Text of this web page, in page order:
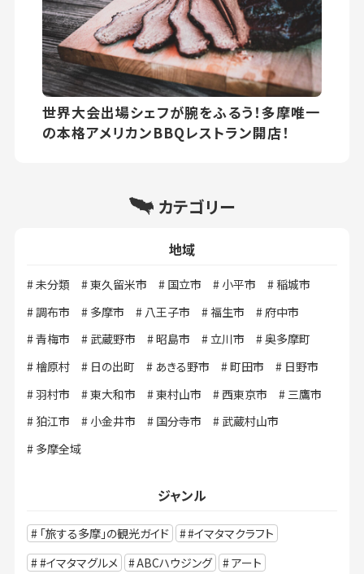
世界大会出場シェフが腕をふるう！多摩唯一
の本格アメリカンBBQレストラン開店！
カテゴリー
地域
未分類 東久留米市 国立市 小平市
稲城市
調布市
多摩市 八王子市 福生市
府中市
青梅市
武蔵野市 昭島市 立川市
奥多摩町
檜原村
日の出町 あきる野市 町田市
日野市
羽村市
東大和市 東村山市 西東京市
三鷹市
狛江市
小金井市 国分寺市
武蔵村山市
多摩全域
ジャンル
「旅する多摩」の観光ガイド
#イマタマクラフト
#イマタマグルメ
ABCハウジング
アート